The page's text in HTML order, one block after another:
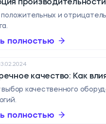
качество: Как
выбор качественного
полностью
и
полностью